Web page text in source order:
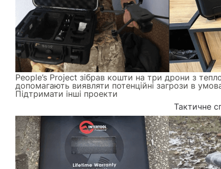
People’s Project зібрав кошти на три дрони з
допомагають виявляти потенційні загрози в
Підтримати інші проекти
Тактичне